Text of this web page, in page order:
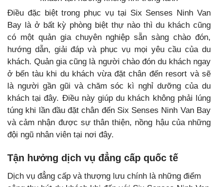
Điều đặc biệt trong phục vụ tại Six Senses Ninh Van
Bay là ở bất kỳ phòng biệt thự nào thì du khách cũng
có một quản gia chuyên nghiệp sẵn sàng chào đón,
hướng dẫn, giải đáp và phục vụ mọi yêu cầu của du
khách. Quản gia cũng là người chào đón du khách ngay
ở bến tàu khi du khách vừa đặt chân đến resort và sẽ
là người gần gũi và chăm sóc kì nghỉ dưỡng của du
khách tại đây. Điều này giúp du khách không phải lúng
túng khi lần đầu đặt chân đến Six Senses Ninh Van Bay
và cảm nhận được sự thân thiện, nồng hậu của những
đội ngũ nhân viên tại nơi đây.
Tận hưởng dịch vụ đẳng cấp quốc tế
Dịch vụ đẳng cấp và thượng lưu chính là những điểm